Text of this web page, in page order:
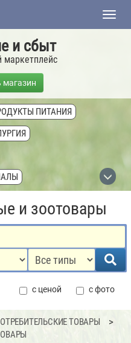
и сбыт
магазин
ПИТАНИЯ
и зоотовары
с ценой с фото
ТОВАРЫ